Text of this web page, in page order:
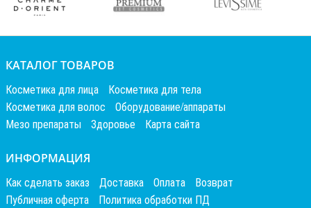
КАТАЛОГ ТОВАРОВ
Косметика для лица
Косметика для тела
Косметика для волос
Оборудование/аппараты
Мезо препараты
Здоровье Карта сайта
ИНФОРМАЦИЯ
Как сделать заказ Доставка Оплата
Возврат
Публичная оферта
Политика обработки ПД